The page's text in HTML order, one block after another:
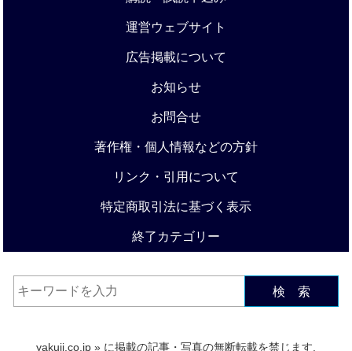
運営ウェブサイト
広告掲載について
お知らせ
お問合せ
著作権・個人情報などの方針
リンク・引用について
特定商取引法に基づく表示
終了カテゴリー
検 索
yakuji.co.jp » に掲載の記事・写真の無断転載を禁じます.